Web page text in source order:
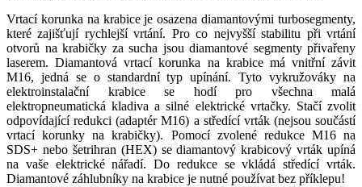
Vrtací korunka na krabice je osazena diamantovými turbosegmenty,
které zajišťují rychlejší vrtání. Pro co nejvyšší stabilitu při vrtání
otvorů na krabičky za sucha jsou diamantové segmenty přivařeny
laserem. Diamantová vrtací korunka na krabice má vnitřní závit
M16, jedná se o standardní typ upínání. Tyto vykružováky na
elektroinstalační krabice se hodí pro všechna malá
elektropneumatická kladiva a silné elektrické vrtačky. Stačí zvolit
odpovídající redukci (adaptér M16) a středící vrták (nejsou součástí
vrtací korunky na krabičky). Pomocí zvolené redukce M16 na
SDS+ nebo šetrihran (HEX) se diamantový krabicový vrták upíná
na vaše elektrické nářadí. Do redukce se vkládá středící vrták.
Diamantové záhlubníky na krabice je nutné používat bez příklepu!